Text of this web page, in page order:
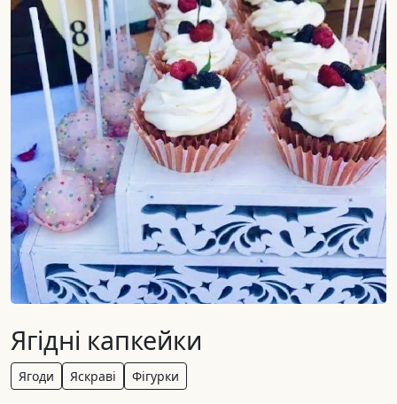
Ягідні капкейки
Ягоди Яскраві Фігурки